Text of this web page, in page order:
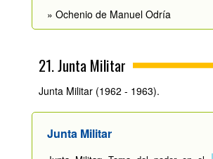
» Ochenio de Manuel Odría
21. Junta Militar
Junta Militar (1962 - 1963).
Junta Militar